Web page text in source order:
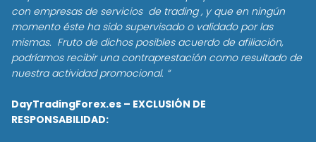
con empresas de servicios de trading , y que en ningún
momento éste ha sido supervisado o validado por las
mismas. Fruto de dichos posibles acuerdo de afiliación,
podríamos recibir una contraprestación como resultado de
nuestra actividad promocional. “
DayTradingForex.es – EXCLUSIÓN DE
RESPONSABILIDAD: